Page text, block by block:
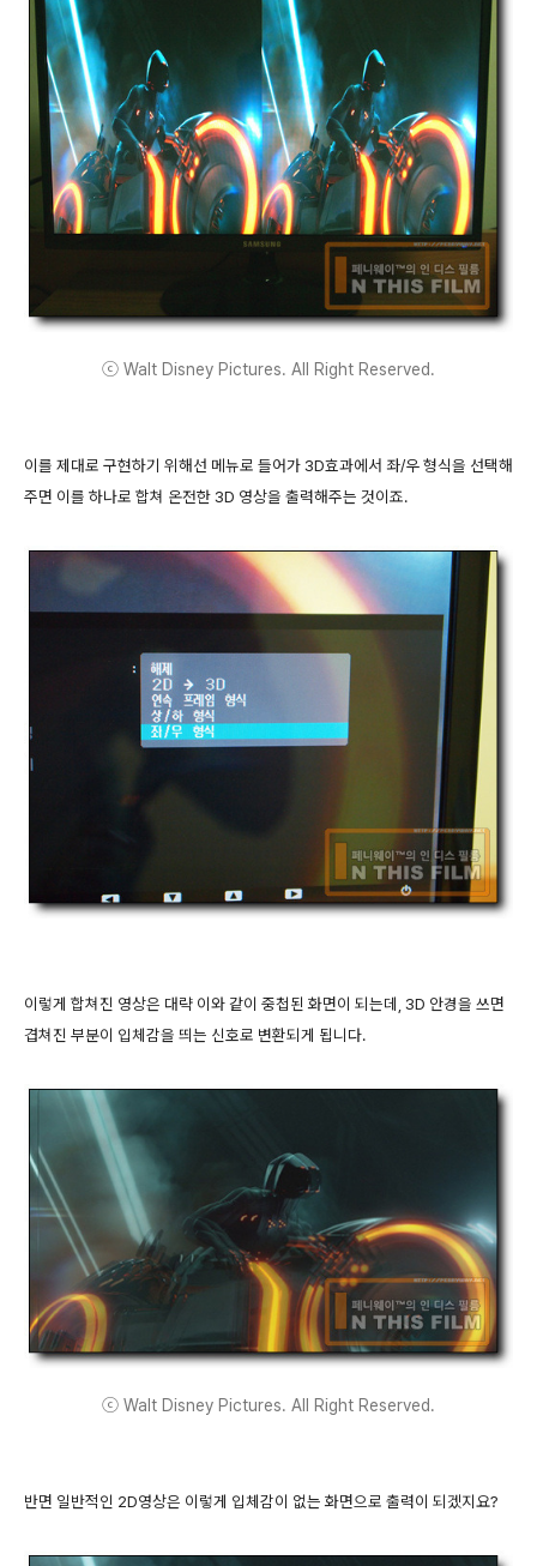
ⓒ Walt Disney Pictures. All Right Reserved.
이를 제대로 구현하기 위해선 메뉴로 들어가 3D효과에서 좌/우 형식을 선택해
주면 이를 하나로 합쳐 온전한 3D 영상을 출력해주는 것이죠.
이렇게 합쳐진 영상은 대략 이와 같이 중첩된 화면이 되는데, 3D 안경을 쓰면
겹쳐진 부분이 입체감을 띄는 신호로 변환되게 됩니다.
ⓒ Walt Disney Pictures. All Right Reserved.
반면 일반적인 2D영상은 이렇게 입체감이 없는 화면으로 출력이 되겠지요?